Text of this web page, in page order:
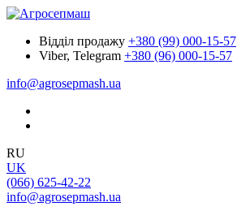
Відділ продажу +380 (99) 000-15-57
Viber, Telegram +380 (96) 000-15-57
info@agrosepmash.ua
RU
UK
(066) 625-42-22
info@agrosepmash.ua